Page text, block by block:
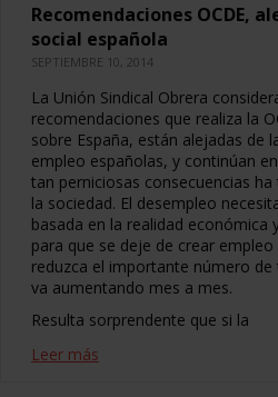
Recomendaciones OCDE,
social española
SEPTIEMBRE 10, 2014
La Unión Sindical Obrera
recomendaciones que realiza la
sobre España, están alejadas de
empleo españolas, y continúan
tan perniciosas consecuencias
la sociedad. El desempleo
basada en la realidad económica
para que se deje de crear
reduzca el importante número
va aumentando mes a mes.
Resulta sorprendente que si la
Leer más